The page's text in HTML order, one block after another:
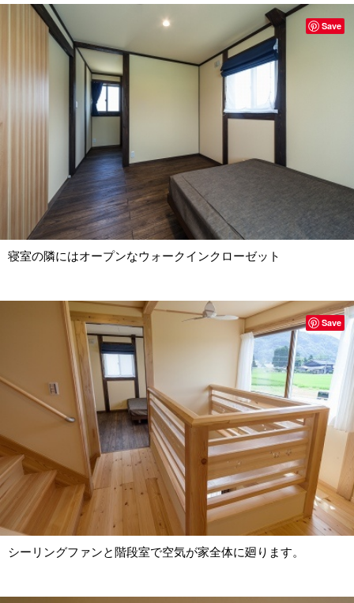
寝室の隣にはオープンなウォークインクローゼット
Save
シーリングファンと階段室で空気が家全体に廻ります。
Save